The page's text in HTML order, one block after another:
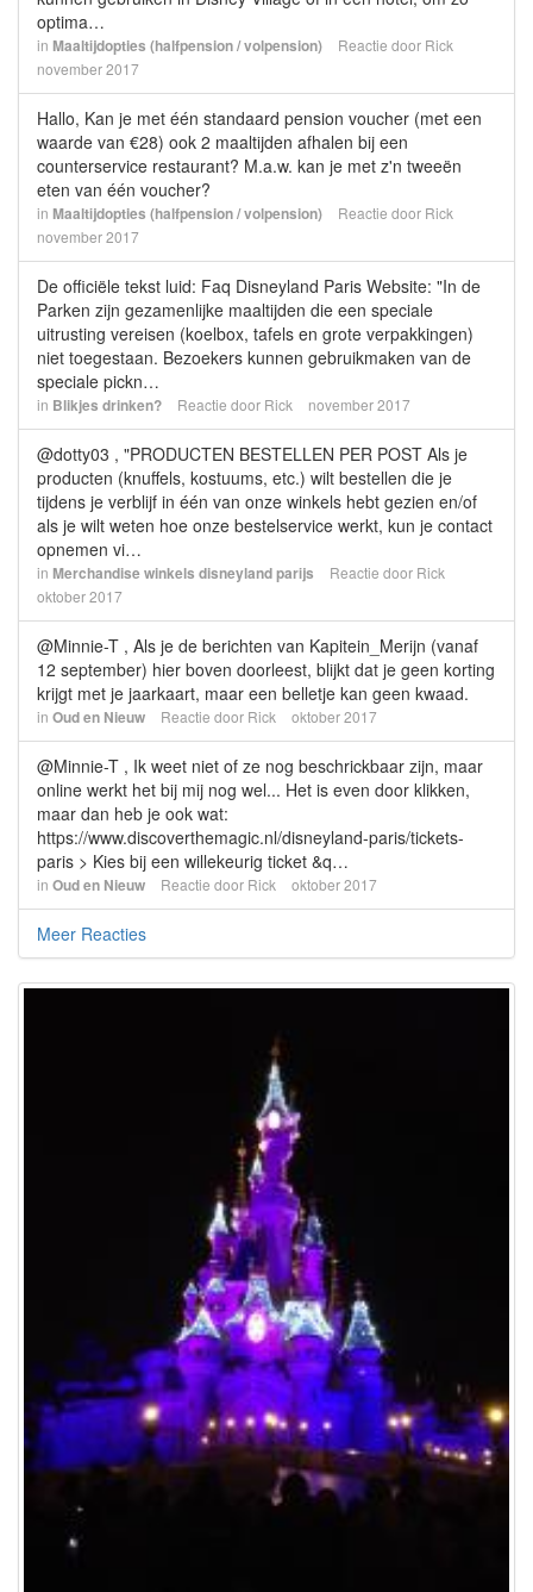
optima…
in Maaltijdopties (halfpension / volpension) Reactie door Rick
november 2017
Hallo, Kan je met één standaard pension voucher (met een
waarde van €28) ook 2 maaltijden afhalen bij een
counterservice restaurant? M.a.w. kan je met z'n tweeën
eten van één voucher?
in Maaltijdopties (halfpension / volpension) Reactie door Rick
november 2017
De officiële tekst luid: Faq Disneyland Paris Website: "In de
Parken zijn gezamenlijke maaltijden die een speciale
uitrusting vereisen (koelbox, tafels en grote verpakkingen)
niet toegestaan. Bezoekers kunnen gebruikmaken van de
speciale pickn…
in Blikjes drinken? Reactie door Rick november 2017
@dotty03 , "PRODUCTEN BESTELLEN PER POST Als je
producten (knuffels, kostuums, etc.) wilt bestellen die je
tijdens je verblijf in één van onze winkels hebt gezien en/of
als je wilt weten hoe onze bestelservice werkt, kun je contact
opnemen vi…
in Merchandise winkels disneyland parijs Reactie door Rick
oktober 2017
@Minnie-T , Als je de berichten van Kapitein_Merijn (vanaf
12 september) hier boven doorleest, blijkt dat je geen korting
krijgt met je jaarkaart, maar een belletje kan geen kwaad.
in Oud en Nieuw Reactie door Rick oktober 2017
@Minnie-T , Ik weet niet of ze nog beschrickbaar zijn, maar
online werkt het bij mij nog wel... Het is even door klikken,
maar dan heb je ook wat:
https://www.discoverthemagic.nl/disneyland-paris/tickets-
paris > Kies bij een willekeurig ticket &q…
in Oud en Nieuw Reactie door Rick oktober 2017
Meer Reacties